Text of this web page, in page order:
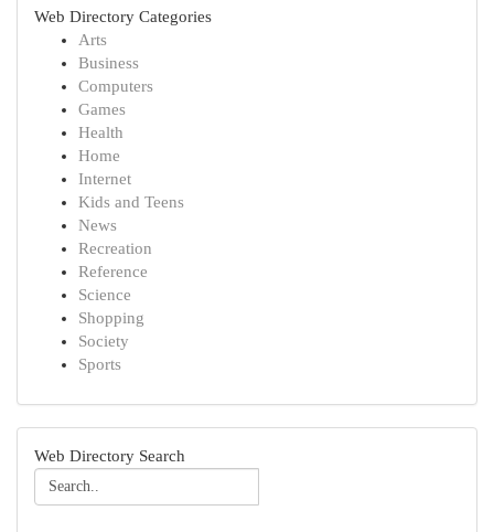
Web Directory Categories
Arts
Business
Computers
Games
Health
Home
Internet
Kids and Teens
News
Recreation
Reference
Science
Shopping
Society
Sports
Web Directory Search